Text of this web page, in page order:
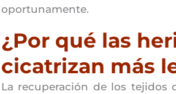
oportunamente.
¿Por qué las
cicatrizan más
La recuperación de los tejidos